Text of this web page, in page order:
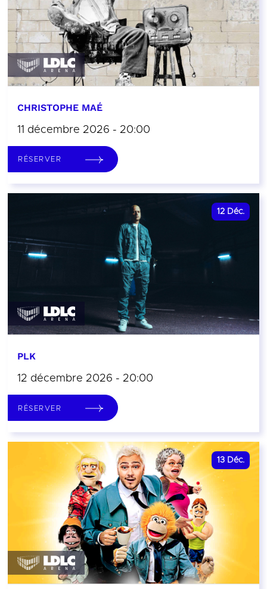
CHRISTOPHE MAÉ
11 décembre 2026 - 20:00
RÉSERVER
12 Déc.
PLK
12 décembre 2026 - 20:00
RÉSERVER
13 Déc.